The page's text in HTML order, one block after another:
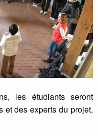
les étudiants seront
et des experts du projet.